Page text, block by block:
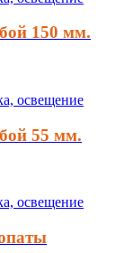
150 мм.
освещение
55 мм.
освещение